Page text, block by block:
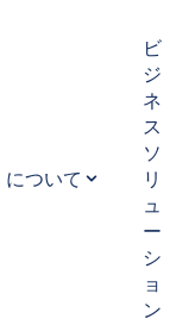
について
ビ
ジ
ネ
ス
ソ
リ
ュ
ー
シ
ョ
ン